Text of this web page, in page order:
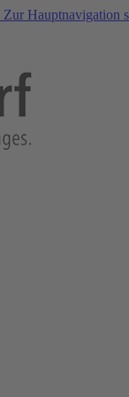
Zur Hauptnavigation